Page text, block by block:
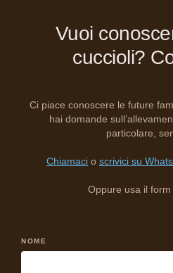
Vuoi
cuccioli?
Ci piace conoscere le future
hai domande
particolare,
Chiamaci o scrivici su
Oppure usa il form
NOME